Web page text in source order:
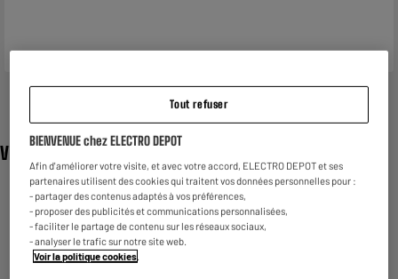
Vidéo
Tout refuser
BIENVENUE chez ELECTRO DEPOT
Afin d'améliorer votre visite, et avec votre accord, ELECTRO DEPOT et ses
partenaires utilisent des cookies qui traitent vos données personnelles pour :
- partager des contenus adaptés à vos préférences,
- proposer des publicités et communications personnalisées,
- faciliter le partage de contenu sur les réseaux sociaux,
- analyser le trafic sur notre site web.
Voir la politique cookies.